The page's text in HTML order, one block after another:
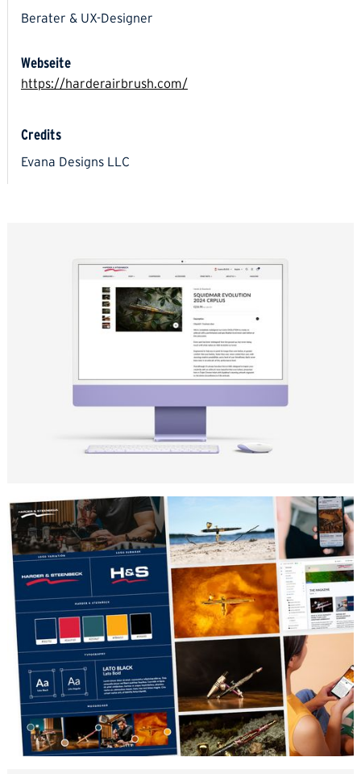
Berater & UX-Designer
Webseite
https://harderairbrush.com/
Credits
Evana Designs LLC